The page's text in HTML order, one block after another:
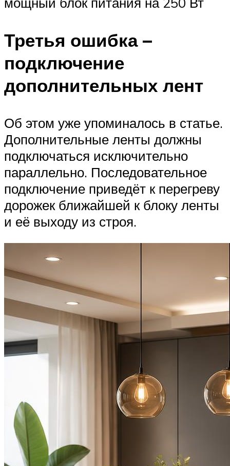
Третья ошибка –
подключение
дополнительных лент
Об этом уже упоминалось в статье.
Дополнительные ленты должны
подключаться исключительно
параллельно. Последовательное
подключение приведёт к перегреву
дорожек ближайшей к блоку ленты
и её выходу из строя.